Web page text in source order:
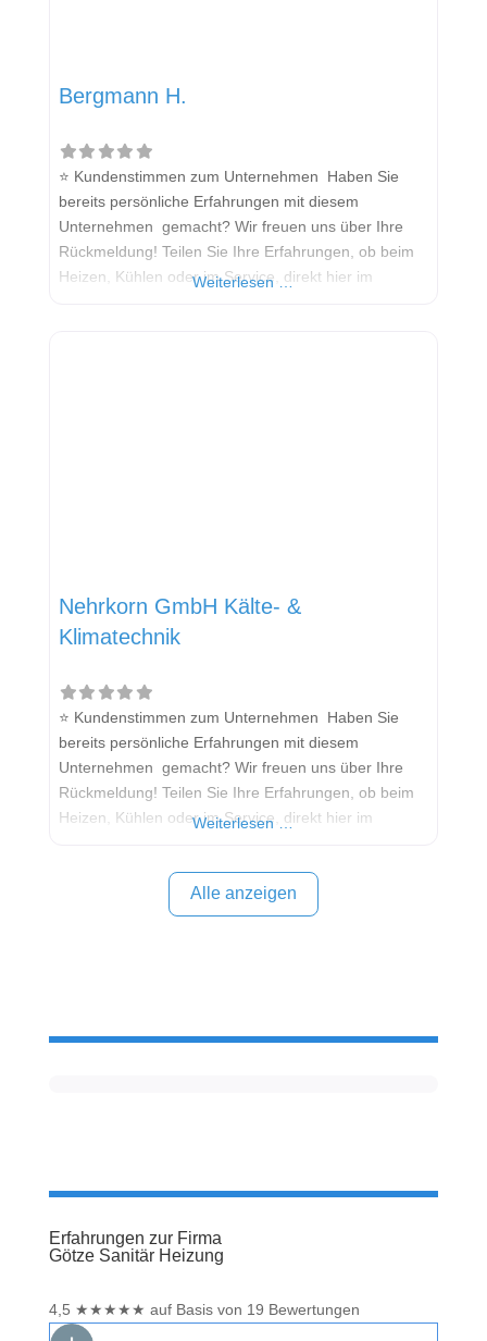
Bergmann H.
⭐ Kundenstimmen zum Unternehmen Haben Sie
bereits persönliche Erfahrungen mit diesem
Unternehmen gemacht? Wir freuen uns über Ihre
Rückmeldung! Teilen Sie Ihre Erfahrungen, ob beim
Heizen, Kühlen oder im Service, direkt hier im
Weiterlesen …
Nehrkorn GmbH Kälte- &
Klimatechnik
⭐ Kundenstimmen zum Unternehmen Haben Sie
bereits persönliche Erfahrungen mit diesem
Unternehmen gemacht? Wir freuen uns über Ihre
Rückmeldung! Teilen Sie Ihre Erfahrungen, ob beim
Heizen, Kühlen oder im Service, direkt hier im
Sollten Sie eine kritische Meinung äußern, so geben
Sie diese bitte mit konkreten Details an und bleiben
Weiterlesen …
Alle anzeigen
Erfahrungen zur Firma
Götze Sanitär Heizung
4,5 ★★★★★ auf Basis von 19 Bewertungen